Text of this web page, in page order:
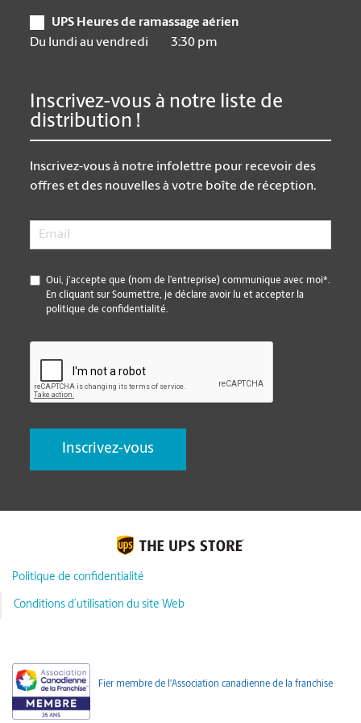
UPS Heures de ramassage aérien
Du lundi au vendredi
3:30 pm
Inscrivez-vous à notre liste de
distribution !
Inscrivez-vous à notre infolettre pour recevoir des
offres et des nouvelles à votre boîte de réception.
Email
*
Oui, j’accepte que (nom de l’entreprise) communique avec moi*.
En cliquant sur Soumettre, je déclare avoir lu et accepter la
politique de confidentialité.
Politique de confidentialité
Conditions d’utilisation du site Web
Fier membre de l'Association canadienne de la franchise